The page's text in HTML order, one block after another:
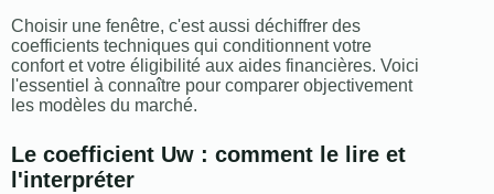
Choisir une fenêtre, c'est aussi déchiffrer des
coefficients techniques qui conditionnent votre
confort et votre éligibilité aux aides financières. Voici
l'essentiel à connaître pour comparer objectivement
les modèles du marché.
Le coefficient Uw : comment le lire et
l'interpréter